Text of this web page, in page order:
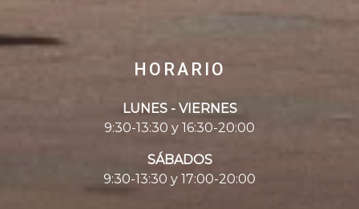
HORARIO
LUNES - VIERNES
9:30-13:30 y 16:30-20:00
SÁBADOS
9:30-13:30 y 17:00-20:00